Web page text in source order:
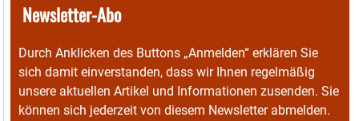
Newsletter-Abo
Durch Anklicken des Buttons „Anmelden“ erklären Sie
sich damit einverstanden, dass wir Ihnen regelmäßig
unsere aktuellen Artikel und Informationen zusenden. Sie
können sich jederzeit von diesem Newsletter abmelden.